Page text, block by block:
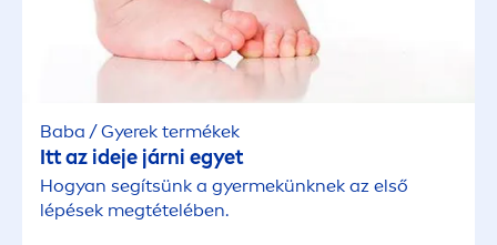
Baba / Gyerek termékek
Itt az ideje járni egyet
Hogyan segítsünk a gyermekünknek az első
lépések megtételében.